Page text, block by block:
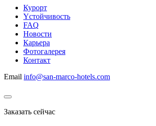
Курорт
Yстойчивость
FAQ
Новости
Карьера
Фотогалерея
Контакт
Email info@san-marco-hotels.com
Заказать сейчас